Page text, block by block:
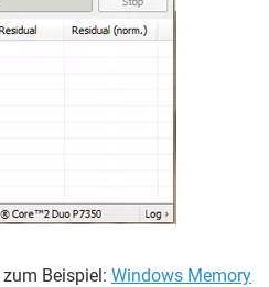
Beispiel: Windows Memory